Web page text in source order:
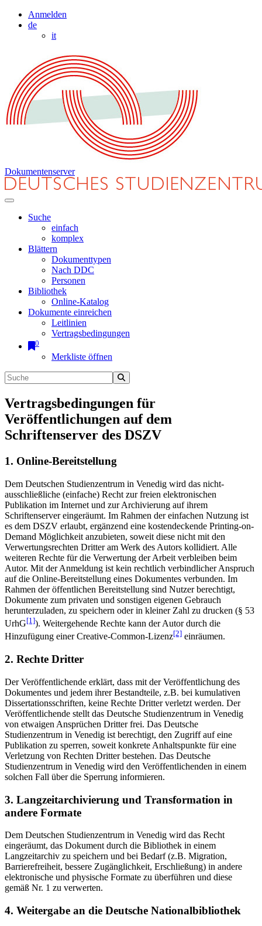
Anmelden
de
it
Dokumentenserver
Suche
einfach
komplex
Blättern
Dokumenttypen
Nach DDC
Personen
Bibliothek
Online-Katalog
Dokumente einreichen
Leitlinien
Vertragsbedingungen
0
Merkliste öffnen
Vertragsbedingungen für
Veröffentlichungen auf dem
Schriftenserver des DSZV
1. Online-Bereitstellung
Dem Deutschen Studienzentrum in Venedig wird das nicht-
ausschließliche (einfache) Recht zur freien elektronischen
Publikation im Internet und zur Archivierung auf ihrem
Schriftenserver eingeräumt. Im Rahmen der einfachen Nutzung ist
es dem DSZV erlaubt, ergänzend eine kostendeckende Printing-on-
Demand Möglichkeit anzubieten, soweit diese nicht mit den
Verwertungsrechten Dritter am Werk des Autors kollidiert. Alle
weiteren Rechte für die Verwertung der Arbeit verbleiben beim
Autor. Mit der Anmeldung ist kein rechtlich verbindlicher Anspruch
auf die Online-Bereitstellung eines Dokumentes verbunden. Im
Rahmen der öffentlichen Bereitstellung sind Nutzer berechtigt,
Dokumente zum privaten und sonstigen eigenen Gebrauch
herunterzuladen, zu speichern oder in kleiner Zahl zu drucken (§ 53
UrhG[1]). Weitergehende Rechte kann der Autor durch die
Hinzufügung einer Creative-Common-Lizenz[2] einräumen.
2. Rechte Dritter
Der Veröffentlichende erklärt, dass mit der Veröffentlichung des
Dokumentes und jedem ihrer Bestandteile, z.B. bei kumulativen
Dissertationsschriften, keine Rechte Dritter verletzt werden. Der
Veröffentlichende stellt das Deutsche Studienzentrum in Venedig
von etwaigen Ansprüchen Dritter frei. Das Deutsche
Studienzentrum in Venedig ist berechtigt, den Zugriff auf eine
Publikation zu sperren, soweit konkrete Anhaltspunkte für eine
Verletzung von Rechten Dritter bestehen. Das Deutsche
Studienzentrum in Venedig wird den Veröffentlichenden in einem
solchen Fall über die Sperrung informieren.
3. Langzeitarchivierung und Transformation in
andere Formate
Dem Deutschen Studienzentrum in Venedig wird das Recht
eingeräumt, das Dokument durch die Bibliothek in einem
Langzeitarchiv zu speichern und bei Bedarf (z.B. Migration,
Barrierefreiheit, bessere Zugänglichkeit, Erschließung) in andere
elektronische und physische Formate zu überführen und diese
gemäß Nr. 1 zu verwerten.
4. Weitergabe an die Deutsche Nationalbibliothek